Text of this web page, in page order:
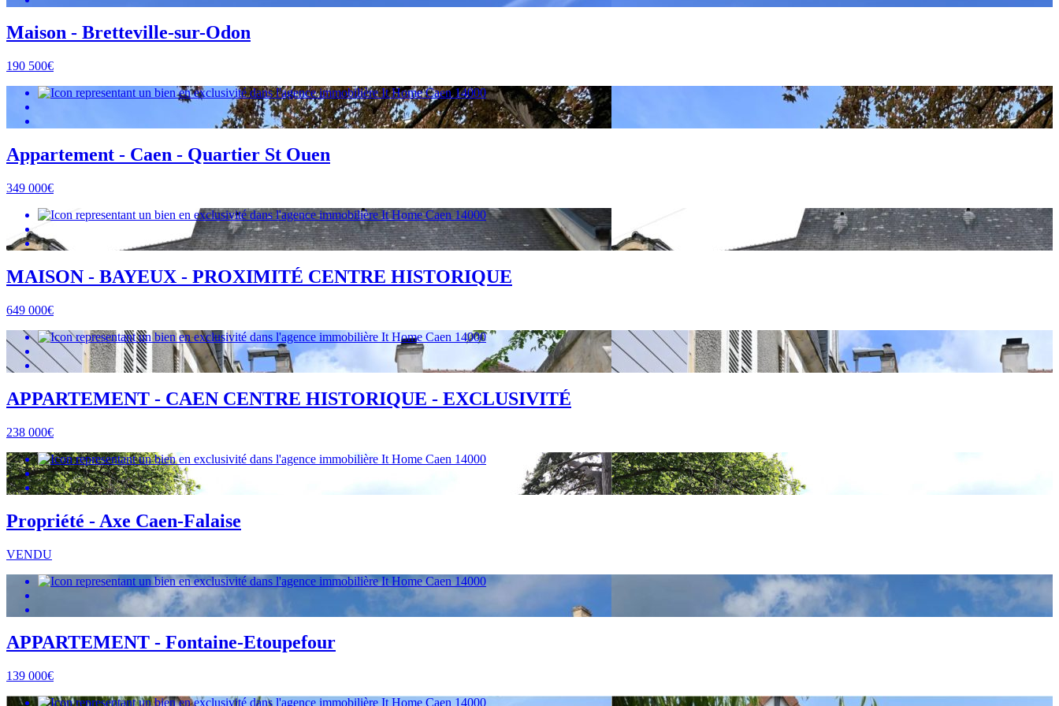
Maison - Bretteville-sur-Odon
190 500€
Appartement - Caen - Quartier St Ouen
349 000€
MAISON - BAYEUX - PROXIMITÉ CENTRE HISTORIQUE
649 000€
APPARTEMENT - CAEN CENTRE HISTORIQUE - EXCLUSIVITÉ
238 000€
Propriété - Axe Caen-Falaise
VENDU
APPARTEMENT - Fontaine-Etoupefour
139 000€